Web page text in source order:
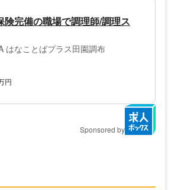
険完備の職場で調理師/調理ス
はなことばプラス田園調布
円
Sponsored by